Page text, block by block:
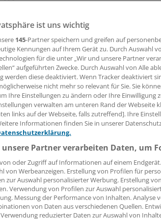
Vorteilen versuchen manche
zu motivieren. Reine
beste Weg.
Starostzik
05:00 Uhr
ist uns wichtig
145-Partner speichern und greifen auf
Kennungen auf Ihrem Gerät zu. Durch Auswahl
für die unter „Wir und unsere Partner
aufgeführten Zwecke. Durch Auswahl von Alle
werden diese deaktiviert. Wenn Tracker deaktiviert
nicht mehr so relevant für Sie. Sie
Ihre Einstellungen zu ändern oder Ihre Einwilligung
verwalten am unteren Rand der Webseite
links auf der Webseite, falls zutreffend]. Ihre
Informationen finden Sie in unserer
Partner verarbeiten Daten, um
oder Zugriff auf Informationen auf einem
von Werbeanzeigen. Erstellung von Profilen für
zur Auswahl personalisierter Werbung. Erstellung
Verwendung von Profilen zur Auswahl
Messung der Performance von Inhalten. Analyse
von Daten aus verschiedenen Quellen.
reduzierter Daten zur Auswahl von